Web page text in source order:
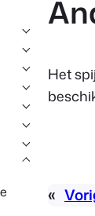
Het
«